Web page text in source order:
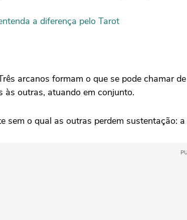
a diferença pelo Tarot
arcanos formam o que se pode chamar
às outras, atuando em conjunto.
sem o qual as outras perdem sustentação: